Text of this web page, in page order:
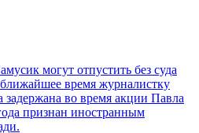
могут отпустить без суда
время журналистку
во время акции Павла
признан иностранным